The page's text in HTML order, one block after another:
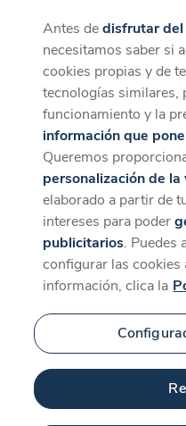
La mejor
Antes dedisfrutar
necesitamos saber si
cookies propias y de
tecnologías similares,
funcionamiento y la
información que
Queremos
personalización de la
elaborado a partir de
intereses para poder
publicitarios. Puedes
configurar las cookies
información, clica la